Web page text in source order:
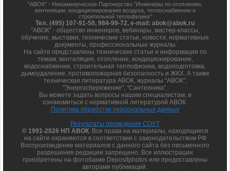
"АВОК" - Некоммерческое Партнерство "Инженеры по отоплению,
вентиляции, кондиционированию воздуха, теплоснабжению и
строительной теплофизике"
Тел. (495) 107-91-50, 984-99-72, e-mail: abok@abok.ru
"АВОК" - общество инженеров, вебинары, мастер-классы,
обучение, выставки, технические статьи, новости, нормативные
документы, профессиональные журналы
На сайте представлены технические статьи и информация по
темам: вентиляция, отопление, кондиционирование,
водоснабжение, строительная теплофизика, водоподготовка,
дымоудаление, противопожарная безопасность и ЖКХ. А также
техническая литература АВОК, журналы "АВОК",
"Энергосбережение", "Сантехника".
Вы можете задать вопросы нашим специалистам, и
ознакомиться с нормативной литературой АВОК.
Политика обработки персональных данных
Результаты проведения СОУТ
© 1991-2026 НП АВОК. Все права на материалы, находящиеся
на сайте охраняются в соответствии с законодательством РФ
Воспроизведение материалов с данного сайта без письменного
разрешения редакции запрещено. Все иллюстрации
приобретены на фотобанке Depositphotos или предоставлены
авторами публикаций.